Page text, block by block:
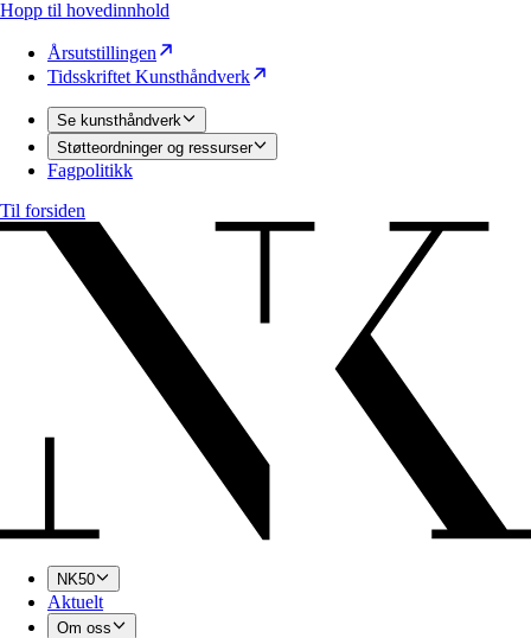
Hopp til hovedinnhold
Årsutstillingen
Tidsskriftet Kunsthåndverk
Se kunsthåndverk
Støtteordninger og ressurser
Fagpolitikk
Til forsiden
NK50
Aktuelt
Om oss